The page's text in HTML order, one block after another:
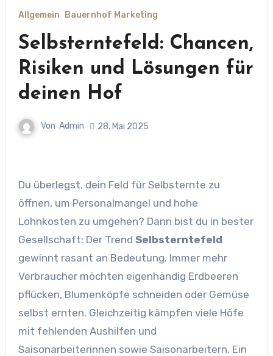
Allgemein Bauernhof Marketing
Selbsterntefeld: Chancen,
Risiken und Lösungen für
deinen Hof
Von Admin 28. Mai 2025
Du überlegst, dein Feld für Selbsternte zu
öffnen, um Personalmangel und hohe
Lohnkosten zu umgehen? Dann bist du in bester
Gesellschaft: Der Trend Selbsterntefeld
gewinnt rasant an Bedeutung. Immer mehr
Verbraucher möchten eigenhändig Erdbeeren
pflücken, Blumenköpfe schneiden oder Gemüse
selbst ernten. Gleichzeitig kämpfen viele Höfe
mit fehlenden Aushilfen und
Saisonarbeiterinnen sowie Saisonarbeitern. Ein